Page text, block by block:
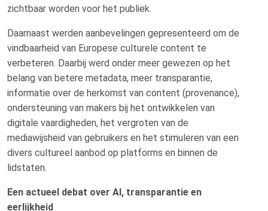
zichtbaar worden voor het publiek.
Daarnaast werden aanbevelingen gepresenteerd om de
vindbaarheid van Europese culturele content te
verbeteren. Daarbij werd onder meer gewezen op het
belang van betere metadata, meer transparantie,
informatie over de herkomst van content (provenance),
ondersteuning van makers bij het ontwikkelen van
digitale vaardigheden, het vergroten van de
mediawijsheid van gebruikers en het stimuleren van een
divers cultureel aanbod op platforms en binnen de
lidstaten.
Een actueel debat over AI, transparantie en
eerlijkheid